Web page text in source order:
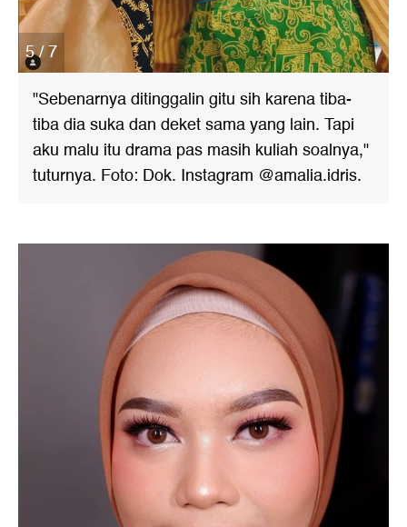
5 / 7
"Sebenarnya ditinggalin gitu sih karena tiba-
tiba dia suka dan deket sama yang lain. Tapi
aku malu itu drama pas masih kuliah soalnya,"
tuturnya. Foto: Dok. Instagram @amalia.idris.